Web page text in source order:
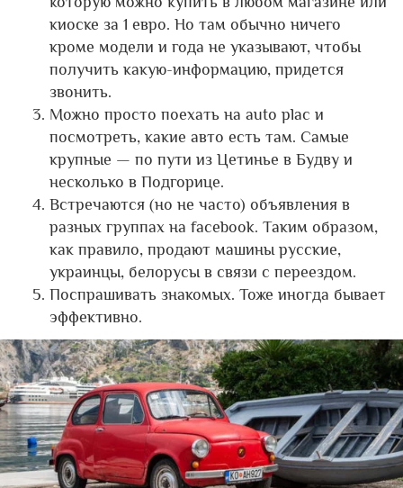
киоске за 1 евро. Но там обычно ничего
кроме модели и года не указывают, чтобы
получить какую-информацию, придется
звонить.
Можно просто поехать на auto plac и
посмотреть, какие авто есть там. Самые
крупные — по пути из Цетинье в Будву и
несколько в Подгорице.
Встречаются (но не часто) объявления в
разных группах на facebook. Таким образом,
как правило, продают машины русские,
украинцы, белорусы в связи с переездом.
Поспрашивать знакомых. Тоже иногда бывает
эффективно.